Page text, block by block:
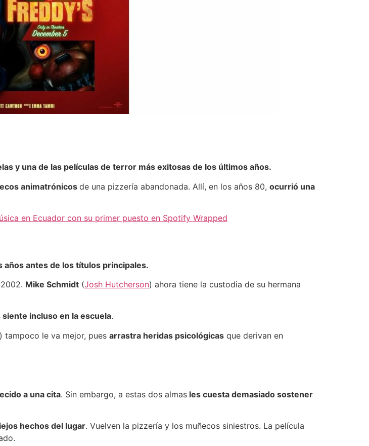
y una de las películas de terror más exitosas de los últimos años.
animatrónicos de una pizzería abandonada. Allí, en los años 80, ocurrió una
en Ecuador con su primer puesto en Spotify Wrapped
años antes de los títulos principales.
Mike Schmidt (Josh Hutcherson) ahora tiene la custodia de su hermana
siente incluso en la escuela.
) tampoco le va mejor, pues arrastra heridas psicológicas que derivan en
a una cita. Sin embargo, a estas dos almas les cuesta demasiado sostener
hechos del lugar. Vuelven la pizzería y los muñecos siniestros. La película